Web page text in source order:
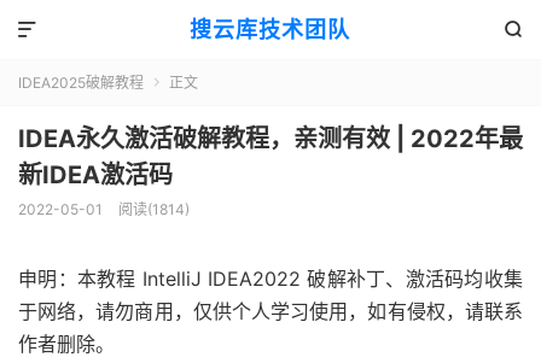
搜云库技术团队 

IDEA2025破解教程  正文
IDEA永久激活破解教程，亲测有效 | 2022年最
新IDEA激活码
2022-05-01 阅读(1814)
申明：本教程 IntelliJ IDEA2022 破解补丁、激活码均收集
于网络，请勿商用，仅供个人学习使用，如有侵权，请联系
作者删除。